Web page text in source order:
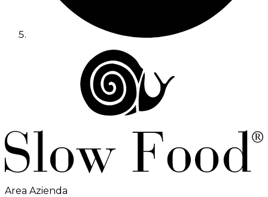
Area Azienda